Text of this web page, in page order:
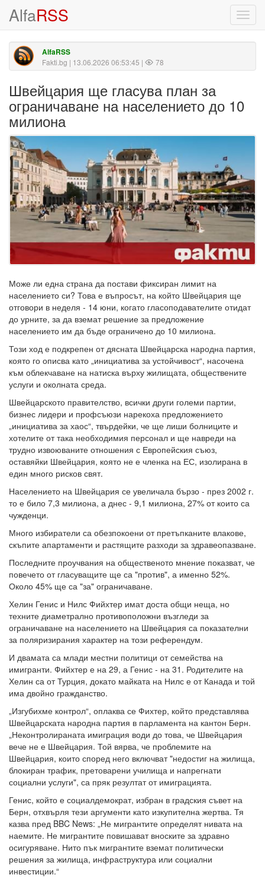
AlfaRSS
AlfaRSS
Fakti.bg | 13.06.2026 06:53:45 | 78
Швейцария ще гласува план за
ограничаване на населението до 10
милиона
Може ли една страна да постави фиксиран лимит на
населението си? Това е въпросът, на който Швейцария ще
отговори в неделя - 14 юни, когато гласоподавателите отидат
до урните, за да вземат решение за предложение
населението им да бъде ограничено до 10 милиона.
Този ход е подкрепен от дясната Швейцарска народна партия,
която го описва като „инициатива за устойчивост“, насочена
към облекчаване на натиска върху жилищата, обществените
услуги и околната среда.
Швейцарското правителство, всички други големи партии,
бизнес лидери и профсъюзи нарекоха предложението
„инициатива за хаос“, твърдейки, че ще лиши болниците и
хотелите от така необходимия персонал и ще навреди на
трудно извоюваните отношения с Европейския съюз,
оставяйки Швейцария, която не е членка на ЕС, изолирана в
един много рисков свят.
Населението на Швейцария се увеличала бързо - през 2002 г.
то е било 7,3 милиона, а днес - 9,1 милиона, 27% от които са
чужденци.
Много избиратели са обезпокоени от претъпканите влакове,
скъпите апартаменти и растящите разходи за здравеопазване.
Последните проучвания на общественото мнение показват, че
повечето от гласуващите ще са "против", а именно 52%.
Около 45% ще са "за" ограничаване.
Хелин Генис и Нилс Фийхтер имат доста общи неща, но
техните диаметрално противоположни възгледи за
ограничаване на населението на Швейцария са показателни
за поляризирания характер на този референдум.
И двамата са млади местни политици от семейства на
имигранти. Фийхтер е на 29, а Генис - на 31. Родителите на
Хелин са от Турция, докато майката на Нилс е от Канада и той
има двойно гражданство.
„Изгубихме контрол“, оплаква се Фихтер, който представлява
Швейцарската народна партия в парламента на кантон Берн.
„Неконтролираната имиграция води до това, че Швейцария
вече не е Швейцария. Той вярва, че проблемите на
Швейцария, които според него включват "недостиг на жилища,
блокиран трафик, претоварени училища и напрегнати
социални услуги", са пряк резултат от имиграцията.
Генис, който е социалдемократ, избран в градския съвет на
Берн, отхвърля тези аргументи като изкупителна жертва. Тя
казва пред BBC News: „Не мигрантите определят нивата на
наемите. Не мигрантите повишават вноските за здравно
осигуряване. Нито пък мигрантите вземат политически
решения за жилища, инфраструктура или социални
инвестиции.“